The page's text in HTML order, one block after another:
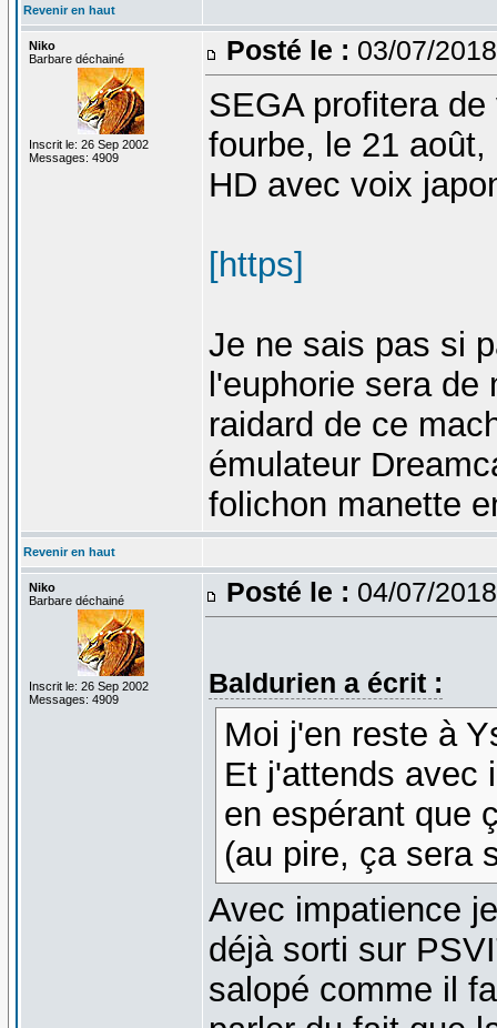
Revenir en haut
Niko
Barbare déchainé
Inscrit le: 26 Sep 2002
Messages: 4909
Posté le : 03/07/
SEGA profitera
fourbe, le 21
HD avec voix
[https]
Je ne sais pas si
l'euphorie sera
raidard de ce
émulateur
folichon manette
Revenir en haut
Niko
Barbare déchainé
Inscrit le: 26 Sep 2002
Messages: 4909
Posté le : 04/07/
Baldurien a écrit :
Moi j'en reste à
Et j'attends avec
en espérant que
(au pire, ça sera
Avec impatience
déjà sorti sur
salopé comme il